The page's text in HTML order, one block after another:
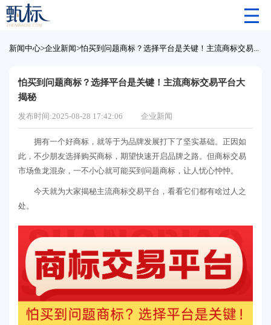
新闻中心>企业新闻> 怕买到问题商标？选择平台是关键！主流商标交易平台大揭秘
怕买到问题商标？选择平台是关键！主流商标交易平台大
揭秘
发布时间:2025-08-28 17:42:06 企业新闻
拥有一个好商标，就等于为品牌发展打下了坚实基础。正因如
此，不少朋友选择购买商标，期望快速开启品牌之路。但商标交易
市场鱼龙混杂，一不小心就可能买到问题商标，让人忧心忡忡。
今天就为大家揭秘主流商标交易平台，看看它们都有啥过人之
处。